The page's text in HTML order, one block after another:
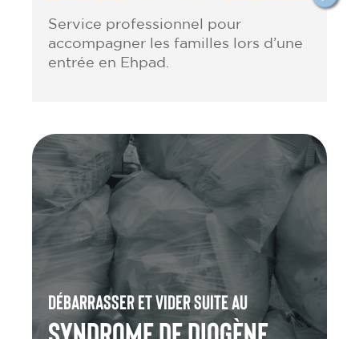
Service professionnel pour
accompagner les familles lors d’une
entrée en Ehpad.
Débarrasser et vider suite au